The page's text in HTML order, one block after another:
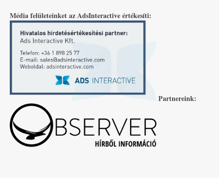
Média felületeinket az AdsInteractive értékesíti:
Partnereink: